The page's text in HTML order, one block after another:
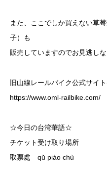
また、ここでしか買えない草
子）も
販売していますのでお見逃しな
旧山線レールバイク公式サイ
https://www.oml-railbike.com/
☆今日の台湾華語☆
チケット受け取り場所
取票處 qǔ piào chù